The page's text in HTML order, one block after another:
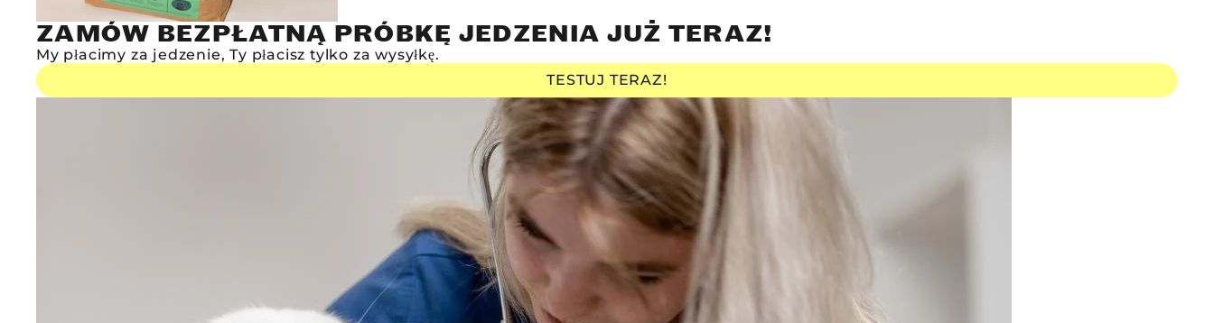
ZAMÓW BEZPŁATNĄ PRÓBKĘ JEDZENIA JUŻ TERAZ!
My płacimy za jedzenie, Ty płacisz tylko za wysyłkę.
TESTUJ TERAZ!